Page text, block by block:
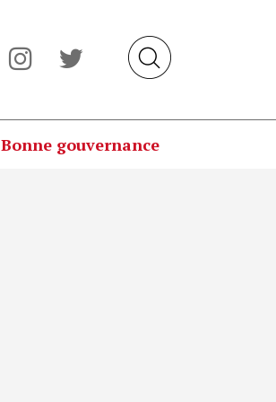
Bonne gouvernance